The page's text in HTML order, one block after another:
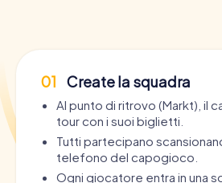
01 Create la squadra
Al punto di ritrovo (Markt), il
tour con i suoi biglietti.
Tutti partecipano
telefono del capogioco.
Ogni giocatore entra in una